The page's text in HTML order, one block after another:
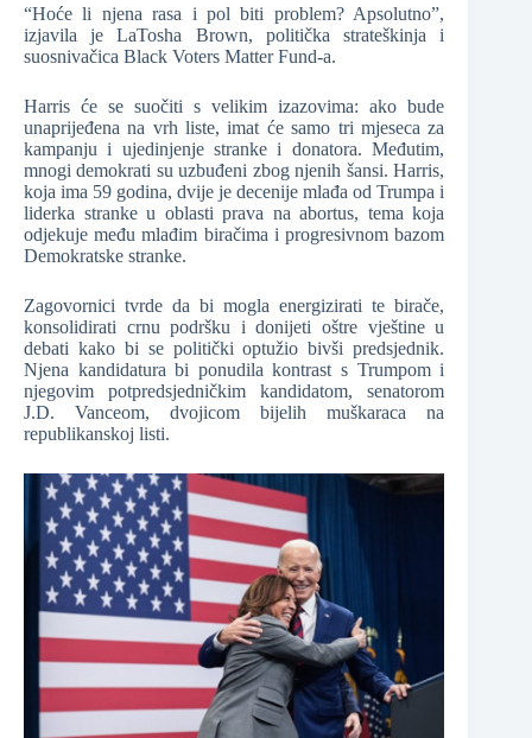
“Hoće li njena rasa i pol biti problem? Apsolutno”,
izjavila je LaTosha Brown, politička strateškinja i
suosnivačica Black Voters Matter Fund-a.
Harris će se suočiti s velikim izazovima: ako bude
unaprijeđena na vrh liste, imat će samo tri mjeseca za
kampanju i ujedinjenje stranke i donatora. Međutim,
mnogi demokrati su uzbuđeni zbog njenih šansi. Harris,
koja ima 59 godina, dvije je decenije mlađa od Trumpa i
liderka stranke u oblasti prava na abortus, tema koja
odjekuje među mlađim biračima i progresivnom bazom
Demokratske stranke.
Zagovornici tvrde da bi mogla energizirati te birače,
konsolidirati crnu podršku i donijeti oštre vještine u
debati kako bi se politički optužio bivši predsjednik.
Njena kandidatura bi ponudila kontrast s Trumpom i
njegovim potpredsjedničkim kandidatom, senatorom
J.D. Vanceom, dvojicom bijelih muškaraca na
republikanskoj listi.